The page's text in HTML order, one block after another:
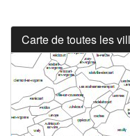
Carte de toutes les